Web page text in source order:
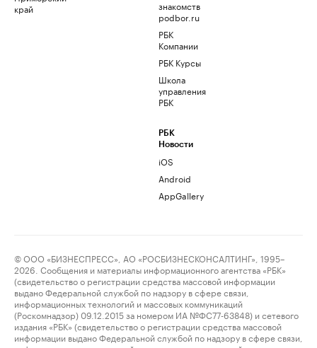
край
знакомств
podbor.ru
РБК
Компании
РБК Курсы
Школа
управления
РБК
РБК
Новости
iOS
Android
AppGallery
© ООО «БИЗНЕСПРЕСС», АО «РОСБИЗНЕСКОНСАЛТИНГ», 1995–
2026. Сообщения и материалы информационного агентства «РБК»
(свидетельство о регистрации средства массовой информации
выдано Федеральной службой по надзору в сфере связи,
информационных технологий и массовых коммуникаций
(Роскомнадзор) 09.12.2015 за номером ИА №ФС77-63848) и сетевого
издания «РБК» (свидетельство о регистрации средства массовой
информации выдано Федеральной службой по надзору в сфере связи,